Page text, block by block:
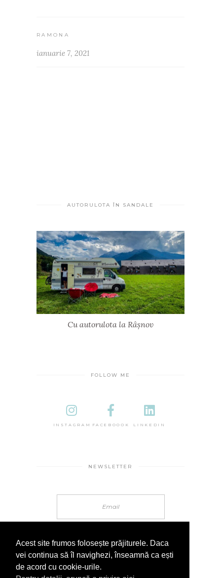
RAMONA
ianuarie 7, 2021
AUTORULOTA ÎN SANDALE
Cu autorulota la Râșnov
FOLLOW ME
INSTAGRAM FACEBOOOK LINKEDIN
NEWSLETTER
Acest site frumos folosește prăjiturele. Daca
vei continua să îl navighezi, înseamnă ca ești
de acord cu cookie-urile.